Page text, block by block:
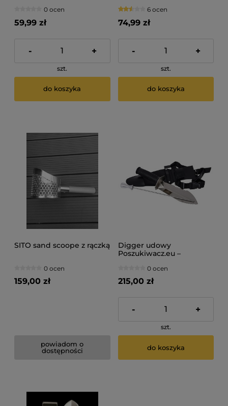
0 ocen
59,99 zł
- +
szt.
do koszyka
6 ocen
74,99 zł
- +
szt.
do koszyka
SITO sand scoope z rączką
0 ocen
159,00 zł
powiadom o
dostępności
Digger udowy
Poszukiwacz.eu –
wykrywacza metali +
kabura i szpikulec
0 ocen
215,00 zł
- +
szt.
do koszyka